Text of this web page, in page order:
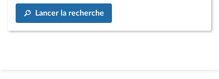
Lancer la recherche